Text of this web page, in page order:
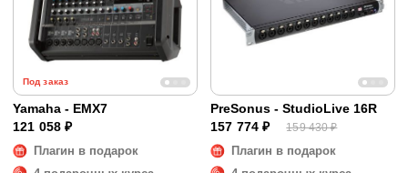
Под заказ
Yamaha - EMX7
121 058 ₽
Плагин в подарок
PreSonus - StudioLive 16R
157 774 ₽
159 430 ₽
Плагин в подарок